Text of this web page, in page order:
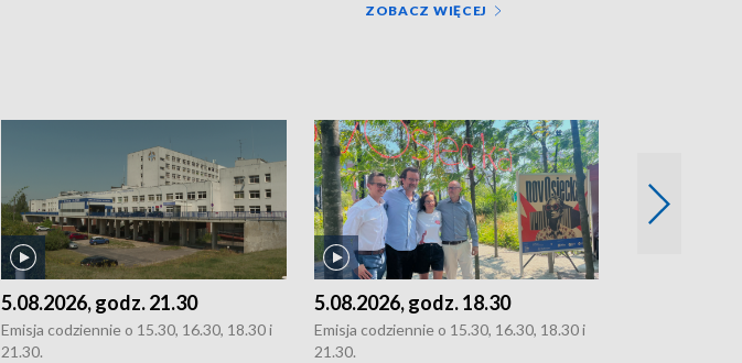
ZOBACZ WIĘCEJ
5.08.2026, godz. 21.30
Emisja codziennie o 15.30, 16.30, 18.30 i
21.30.
5.08.2026, godz. 18.30
Emisja codziennie o 15.30, 16.30, 18.30 i
21.30.